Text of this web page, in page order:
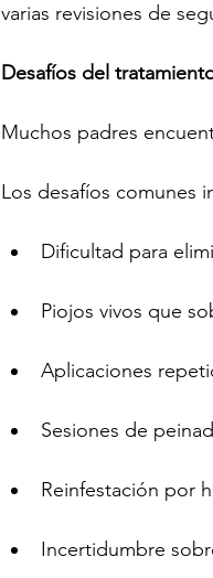
varias revisiones de
Desafíos del
Muchos padres
Los desafíos comunes
Dificultad para
Piojos vivos que
Aplicaciones
Sesiones de
Reinfestación por
Incertidumbre